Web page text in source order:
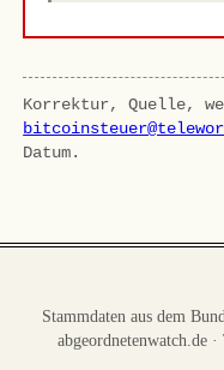
Korrektur, Quelle,
Datum.
Stammdaten aus dem
abgeordnetenwatch.de